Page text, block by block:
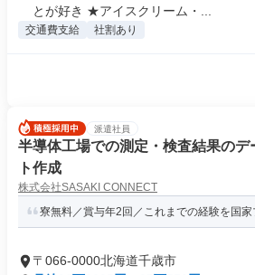
とが好き ★アイスクリーム・...
交通費支給 社割あり
派遣社員
半導体工場での測定・検査結果のデ
ト作成
株式会社SASAKI CONNECT
寮無料／賞与年2回／これまでの経験を国
〒066-0000北海道千歳市